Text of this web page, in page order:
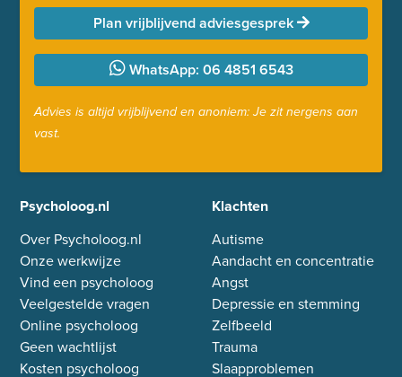
Plan vrijblijvend adviesgesprek
WhatsApp: 06 4851 6543
Advies is altijd vrijblijvend en anoniem: Je zit nergens aan
vast.
Psycholoog.nl
Over Psycholoog.nl
Onze werkwijze
Vind een psycholoog
Veelgestelde vragen
Online psycholoog
Geen wachtlijst
Kosten psycholoog
Klachten
Autisme
Aandacht en concentratie
Angst
Depressie en stemming
Zelfbeeld
Trauma
Slaapproblemen